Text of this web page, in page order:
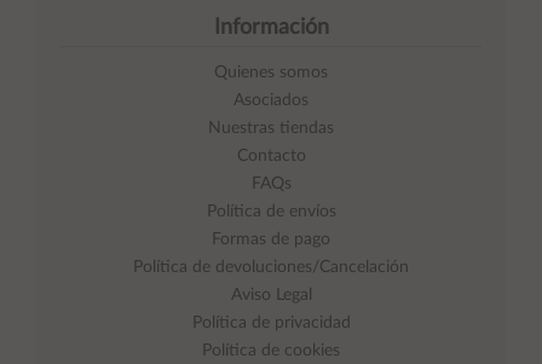
Información
Quienes somos
Asociados
Nuestras tiendas
Contacto
FAQs
Política de envíos
Formas de pago
Política de devoluciones/Cancelación
Aviso Legal
Política de privacidad
Política de cookies